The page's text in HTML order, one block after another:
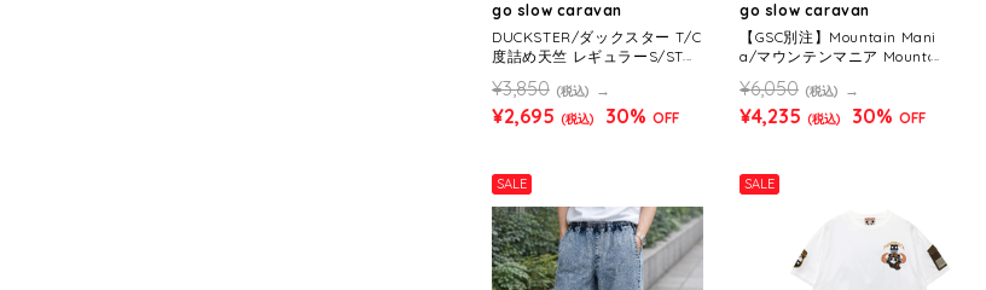
go slow caravan
DUCKSTER/ダックスター T/C
度詰め天竺 レギュラーS/STEE
¥3,850 (税込)
¥2,695 (税込) 30% OFF
go slow caravan
【GSC別注】Mountain Mani
a/マウンテンマニア Mountain
サイドポケットTEE (MENS)
¥6,050 (税込)
¥4,235 (税込) 30% OFF
SALE SALE